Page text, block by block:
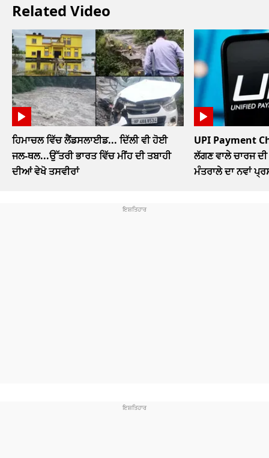
Related Video
ਹਿਮਾਚਲ ਵਿੱਚ ਲੈਂਡਸਲਾਈਡ... ਦਿੱਲੀ ਵੀ ਹੋਈ
ਜਲ-ਥਲ...ਉੱਤਰੀ ਭਾਰਤ ਵਿੱਚ ਮੀਂਹ ਦੀ ਤਬਾਹੀ
ਦੀਆਂ ਵੇਖੋ ਤਸਵੀਰਾਂ
UPI Payment
ਲੱਗਣ ਵਾਲੇ ਚਾਰਜ
ਮੰਤਰਾਲੇ ਦਾ ਨਵਾਂ